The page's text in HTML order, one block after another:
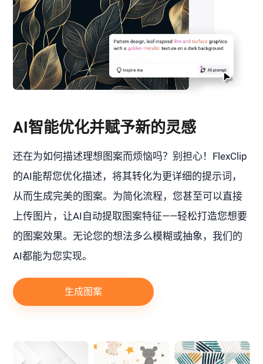
AI智能优化并赋予新的灵感
还在为如何描述理想图案而烦恼吗？别担心！FlexClip
的AI能帮您优化描述，将其转化为更详细的提示词，
从而生成完美的图案。为简化流程，您甚至可以直接
上传图片，让AI自动提取图案特征——轻松打造您想要
的图案效果。无论您的想法多么模糊或抽象，我们的
AI都能为您实现。
生成图案